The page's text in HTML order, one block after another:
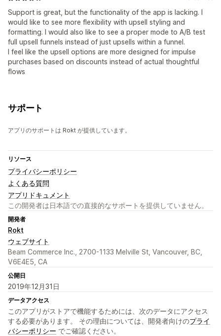
Support is great, but the functionality of the app is lacking. I
would like to see more flexibility with upsell styling and
formatting. I would also like to see a proper mode to A/B test
full upsell funnels instead of just upsells within a funnel.
I feel like the upsell options are more designed for impulse
purchases based on discounts instead of actual thoughtful
flows
サポート
アプリのサポートは Rokt が提供しています。
リソース
プライバシーポリシー
よくある質問
アプリドキュメント
この開発者は日本語での直接的なサポートを提供していません。
開発者
Rokt
ウェブサイト
Beam Commerce Inc., 2700-1133 Melville St, Vancouver, BC,
V6E4E5, CA
公開日
2019年12月31日
データアクセス
このアプリがストアで機能するためには、次のデータにアクセス
する必要があります。 その理由については、開発者向けのプライ
バシーポリシー でご確認ください。